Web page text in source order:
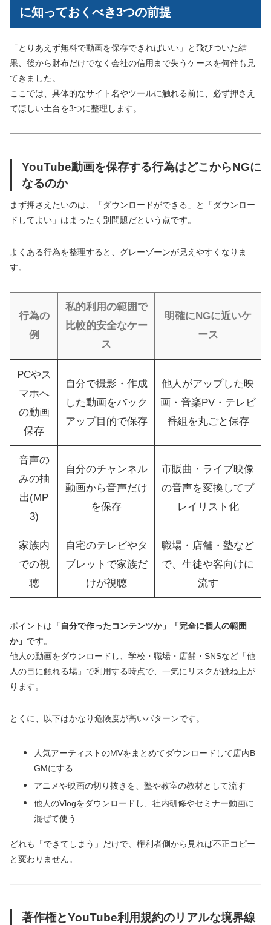
に知っておくべき3つの前提
「とりあえず無料で動画を保存できればいい」と飛びついた結
果、後から財布だけでなく会社の信用まで失うケースを何件も見
てきました。
ここでは、具体的なサイト名やツールに触れる前に、必ず押さえ
てほしい土台を3つに整理します。
YouTube動画を保存する行為はどこからNGに
なるのか
まず押さえたいのは、「ダウンロードができる」と「ダウンロー
ドしてよい」はまったく別問題だという点です。
よくある行為を整理すると、グレーゾーンが見えやすくなりま
す。
行為の
例
私的利用の範囲で
比較的安全なケー
ス
明確にNGに近いケ
ース
PCやス
マホへ
の動画
保存
自分で撮影・作成
した動画をバック
アップ目的で保存
他人がアップした映
画・音楽PV・テレビ
番組を丸ごと保存
音声の
みの抽
出(MP
3)
自分のチャンネル
動画から音声だけ
を保存
市販曲・ライブ映像
の音声を変換してプ
レイリスト化
家族内
での視
聴
自宅のテレビやタ
ブレットで家族だ
けが視聴
職場・店舗・塾など
で、生徒や客向けに
流す
ポイントは 「自分で作ったコンテンツか」「完全に個人の範囲
か」 です。
他人の動画をダウンロードし、学校・職場・店舗・SNSなど「他
人の目に触れる場」で利用する時点で、一気にリスクが跳ね上が
ります。
とくに、以下はかなり危険度が高いパターンです。
人気アーティストのMVをまとめてダウンロードして店内B
GMにする
アニメや映画の切り抜きを、塾や教室の教材として流す
他人のVlogをダウンロードし、社内研修やセミナー動画に
混ぜて使う
どれも「できてしまう」だけで、権利者側から見れば不正コピー
と変わりません。
著作権とYouTube利用規約のリアルな境界線